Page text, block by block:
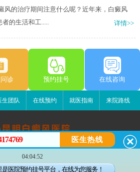
风的治疗期间注意什么呢？近年来，白癜风
的生活和工.....
详情>>
诊 预约挂号 在线咨询
生团队 在线预约 就医指南 来院路线
昆明白癜风医院
昆明市五华区护国路2号
所有：昆明白癜风医院
医生热线
04:04:52
医院预约挂号平台，在线为您服务！